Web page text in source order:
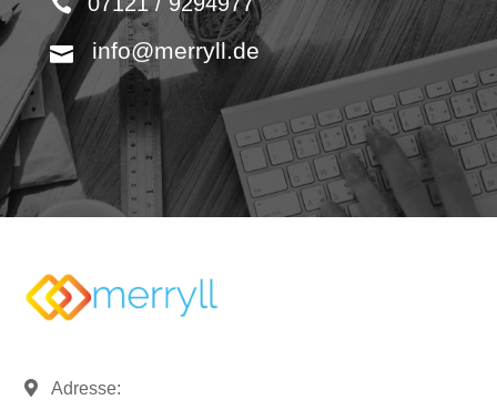
info@merryll.de
Adresse: